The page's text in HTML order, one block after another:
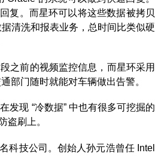
复。而星环可以将这些数据被拷贝
清洗和报表业务，总时间比类似硬
之前的视频监控信息，而星环采用
部门随时就能对车辆做出告警。
发现 “冷数据” 中也有很多可挖掘的
盗刷上。
科技公司。创始人孙元浩曾任 Intel